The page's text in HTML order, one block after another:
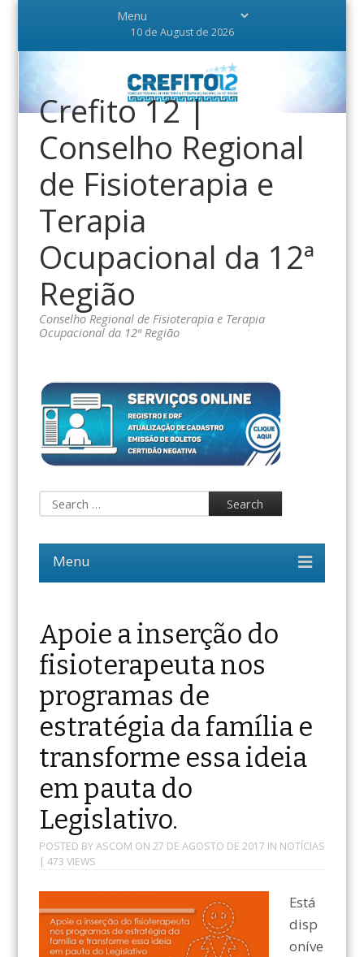
10 de August de 2026
Crefito 12 |
Conselho Regional
de Fisioterapia e
Terapia
Ocupacional da 12ª
Região
Conselho Regional de Fisioterapia e Terapia
Ocupacional da 12ª Região
Apoie a inserção do
fisioterapeuta nos
programas de
estratégia da família e
transforme essa ideia
em pauta do
Legislativo.
POSTED BYASCOM ON 27 DE AGOSTO DE 2017 IN NOTÍCIAS
| 473 VIEWS
Está
disp
oníve